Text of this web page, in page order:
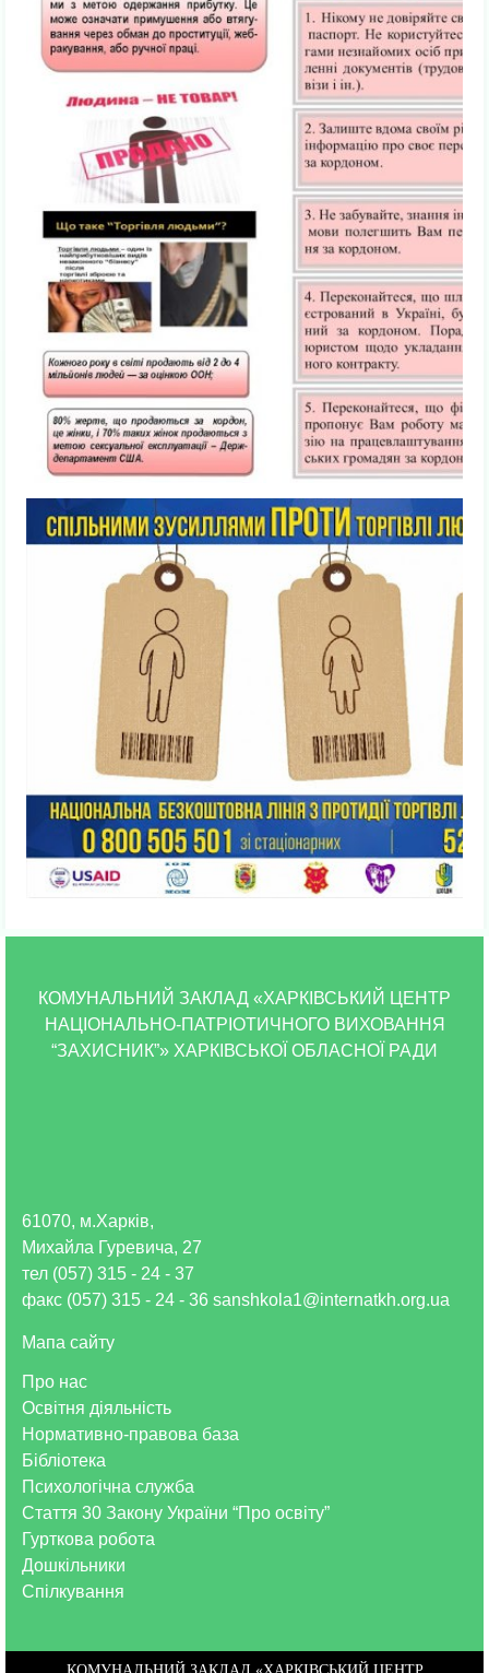
01:38
КОМУНАЛЬНИЙ ЗАКЛАД «ХАРКІВСЬКИЙ ЦЕНТР
НАЦІОНАЛЬНО-ПАТРІОТИЧНОГО ВИХОВАННЯ
“ЗАХИСНИК”» ХАРКІВСЬКОЇ ОБЛАСНОЇ РАДИ
Про нас
Освітня діяльність
Нормативно-правова база
Бібліотека
Психологічна служба
Стаття 30 Закону України “Про освіту”
Гурткова робота
Дошкільники
Спілкування
61070, м.Харків,
Михайла Гуревича, 27
тел (057) 315 - 24 - 37
факс (057) 315 - 24 - 36 sanshkola1@internatkh.org.ua
Мапа сайту